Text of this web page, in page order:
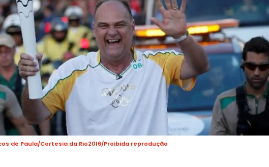
de Paula/Cortesia da Rio2016/Proibida reprodução